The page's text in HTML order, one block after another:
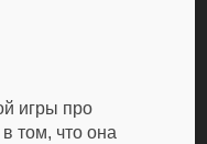
игры про
том, что она